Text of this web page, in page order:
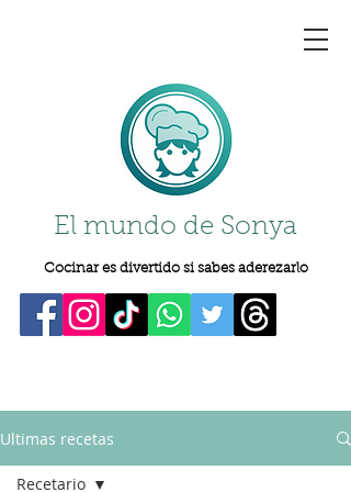
El mundo de Sonya
Cocinar es divertido si sabes aderezarlo
Ultimas recetas
Recetario